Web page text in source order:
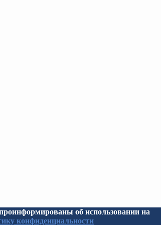
об использовании на
конфиденциальности